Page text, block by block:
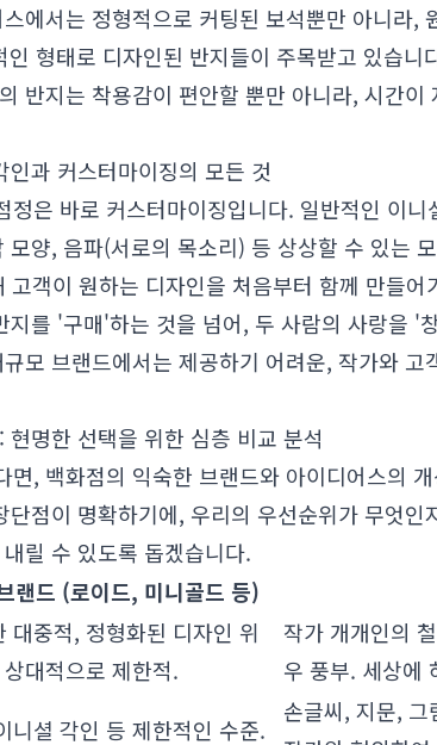
에서는 정형적으로 커팅된 보석뿐만 아니라,
형태로 디자인된 반지들이 주목받고 있습니
반지는 착용감이 편안할 뿐만 아니라, 시간
과 커스터마이징의 모든 것
정은 바로 커스터마이징입니다. 일반적인 이
모양, 음파(서로의 목소리) 등 상상할 수 있는
고객이 원하는 디자인을 처음부터 함께 만들
지를 '구매'하는 것을 넘어, 두 사람의 사랑을 '
모 브랜드에서는 제공하기 어려운, 작가와
명한 선택을 위한 심층 비교 분석
면, 백화점의 익숙한 브랜드와 아이디어스의
점이 명확하기에, 우리의 우선순위가 무엇인
릴 수 있도록 돕겠습니다.
랜드 (로이드, 미니골드 등)
대중적, 정형화된 디자인 위
대적으로 제한적.
작가 개개인의
우 풍부. 세상에
니셜 각인 등 제한적인 수준.
손글씨, 지문,